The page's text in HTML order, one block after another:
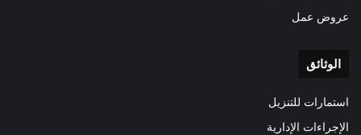
عروض عمل
الوثائق
استمارات للتنزيل
الإجراءات الإدارية